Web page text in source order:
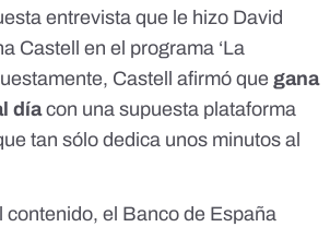
entrevista que le hizo David
Castell en el programa ‘La
Castell afirmó que gana
díacon una supuesta plataforma
tan sólo dedica unos minutos al
contenido, el Banco de España